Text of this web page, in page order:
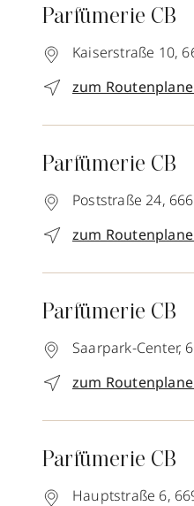
Parfümerie CB
Kaiserstraße 10,
zum
Parfümerie CB
Poststraße 24,
zum
Parfümerie CB
Saarpark-Center,
zum
Parfümerie CB
Hauptstraße 6,